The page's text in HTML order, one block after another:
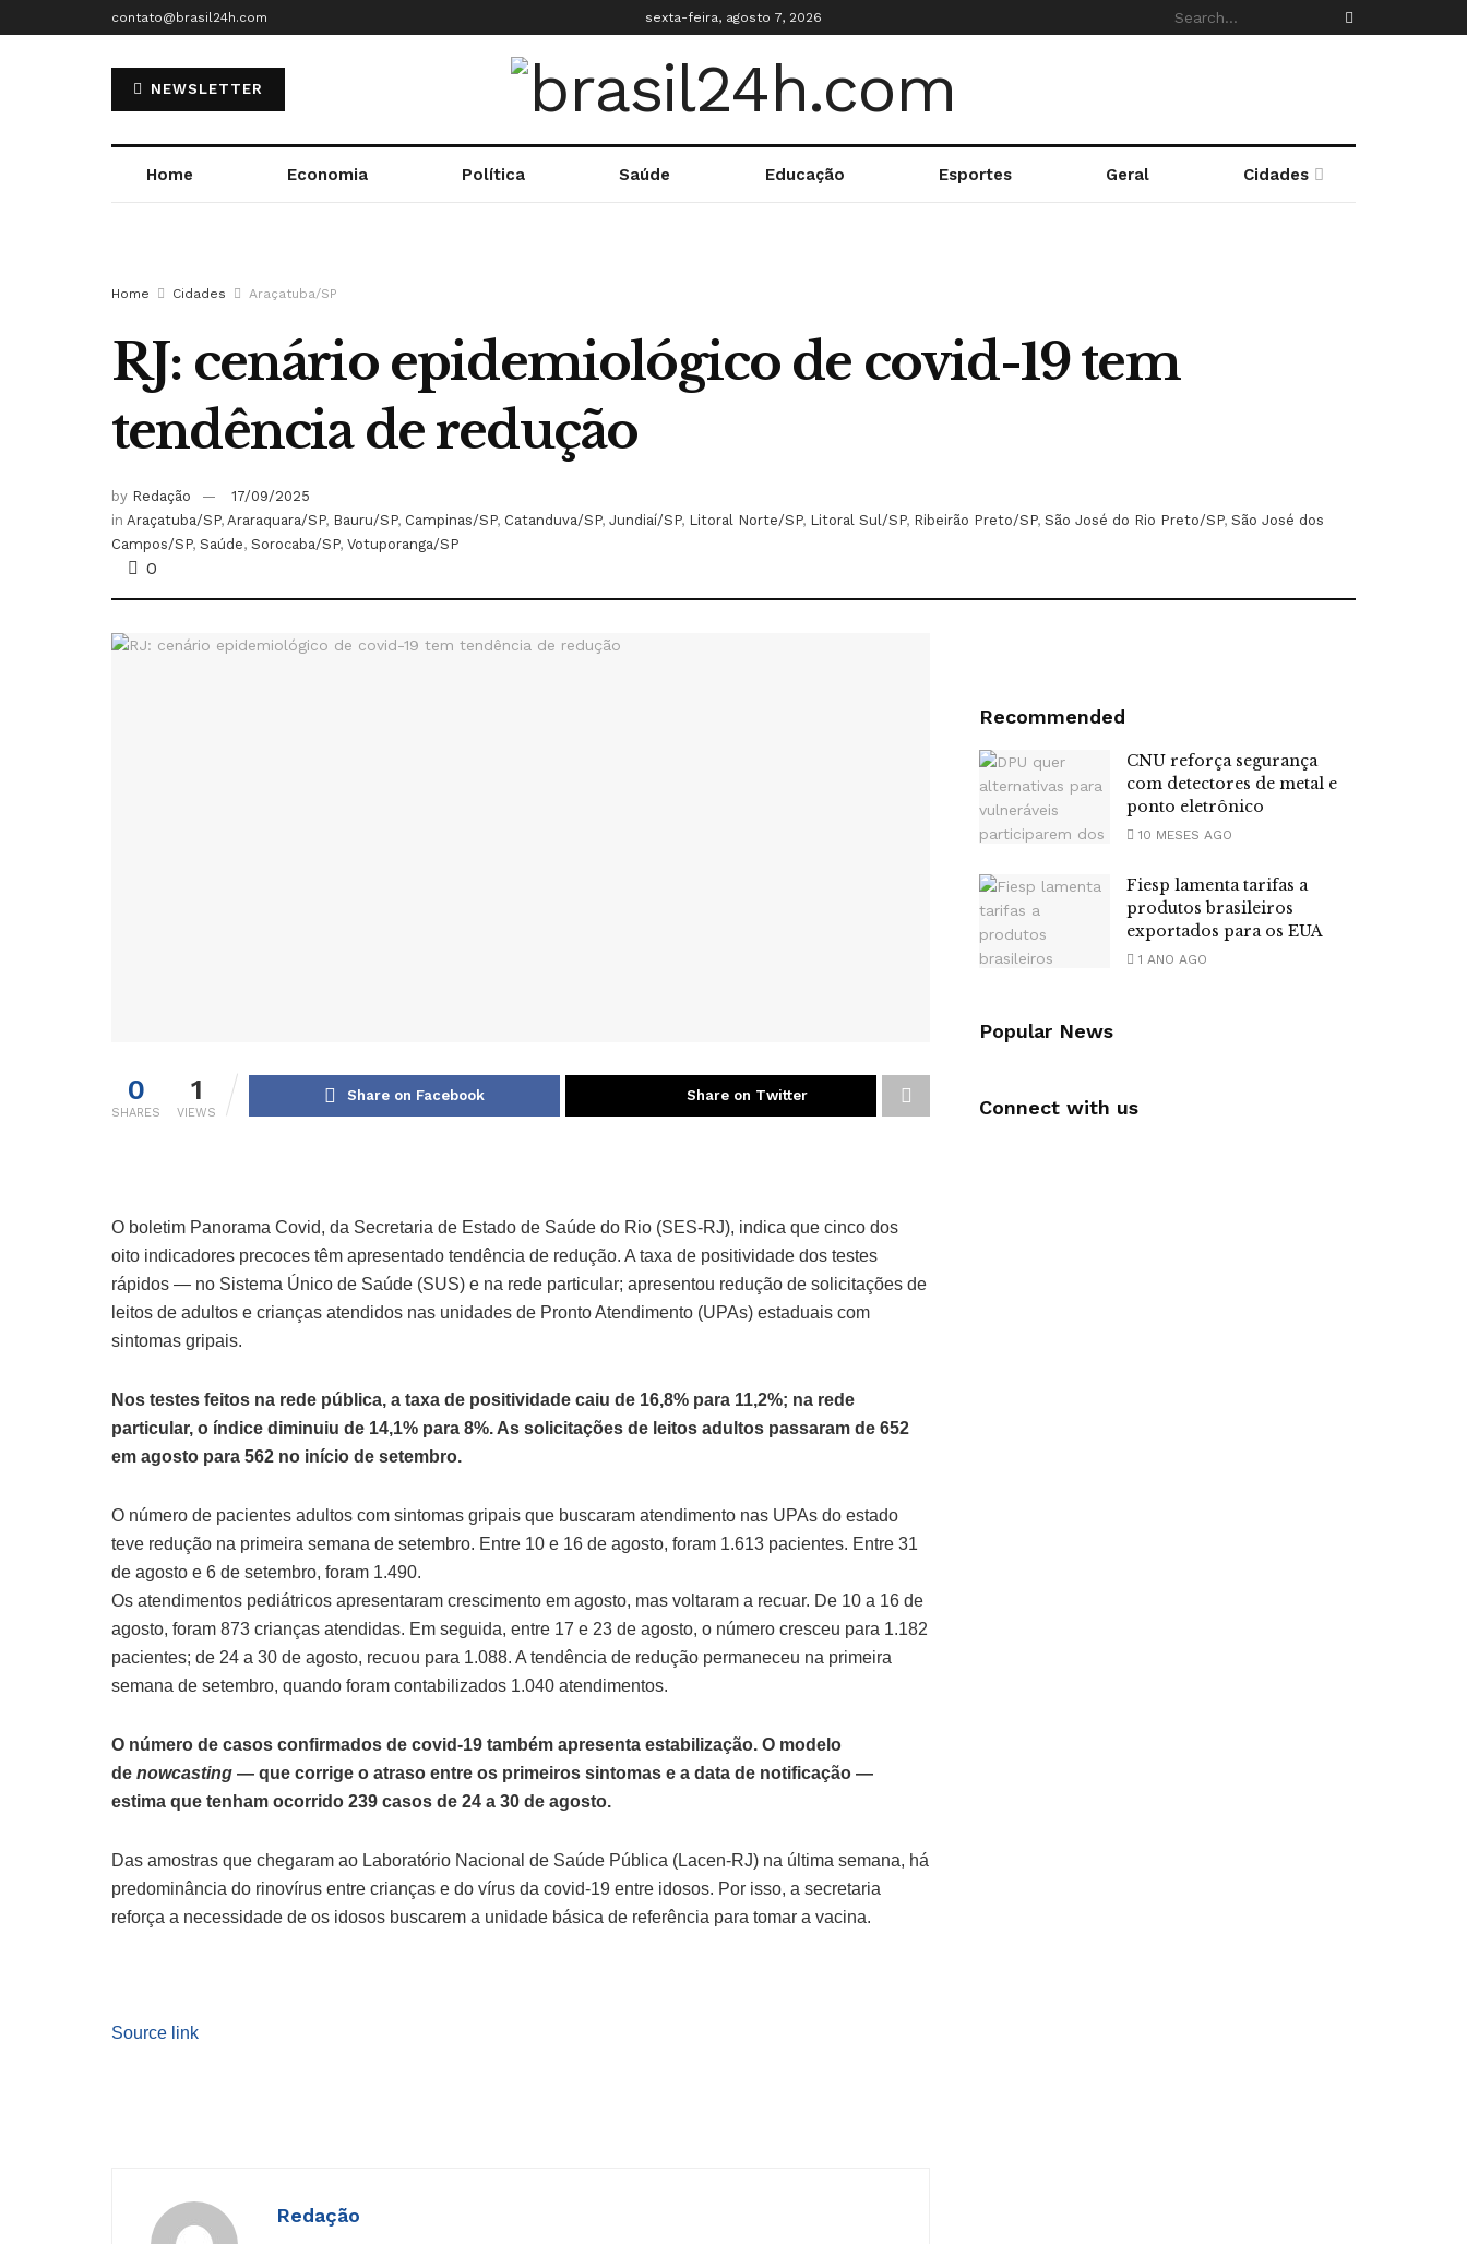
contato@brasil24h.com sexta-feira, agosto 7, 2026
NEWSLETTER
Home Economia Política Saúde Educação Esportes Geral Cidades
Home Cidades Araçatuba/SP
RJ: cenário epidemiológico de covid-19 tem
tendência de redução
by Redação
17/09/2025
in Araçatuba/SP, Araraquara/SP, Bauru/SP, Campinas/SP, Catanduva/SP, Jundiaí/SP, Litoral Norte/SP, Litoral Sul/SP, Ribeirão Preto/SP, São José do Rio Preto/SP, São José dos
Campos/SP, Saúde, Sorocaba/SP, Votuporanga/SP
0
0
SHARES
1
VIEWS
Share on Facebook Share on Twitter
O boletim Panorama Covid, da Secretaria de Estado de Saúde do Rio (SES-RJ), indica que cinco dos
oito indicadores precoces têm apresentado tendência de redução. A taxa de positividade dos testes
rápidos — no Sistema Único de Saúde (SUS) e na rede particular; apresentou redução de solicitações de
leitos de adultos e crianças atendidos nas unidades de Pronto Atendimento (UPAs) estaduais com
sintomas gripais.
Nos testes feitos na rede pública, a taxa de positividade caiu de 16,8% para 11,2%; na rede
particular, o índice diminuiu de 14,1% para 8%. As solicitações de leitos adultos passaram de 652
em agosto para 562 no início de setembro.
O número de pacientes adultos com sintomas gripais que buscaram atendimento nas UPAs do estado
teve redução na primeira semana de setembro. Entre 10 e 16 de agosto, foram 1.613 pacientes. Entre 31
de agosto e 6 de setembro, foram 1.490.
Os atendimentos pediátricos apresentaram crescimento em agosto, mas voltaram a recuar. De 10 a 16 de
agosto, foram 873 crianças atendidas. Em seguida, entre 17 e 23 de agosto, o número cresceu para 1.182
pacientes; de 24 a 30 de agosto, recuou para 1.088. A tendência de redução permaneceu na primeira
semana de setembro, quando foram contabilizados 1.040 atendimentos.
O número de casos confirmados de covid-19 também apresenta estabilização. O modelo
de nowcasting — que corrige o atraso entre os primeiros sintomas e a data de notificação —
estima que tenham ocorrido 239 casos de 24 a 30 de agosto.
Das amostras que chegaram ao Laboratório Nacional de Saúde Pública (Lacen-RJ) na última semana, há
predominância do rinovírus entre crianças e do vírus da covid-19 entre idosos. Por isso, a secretaria
reforça a necessidade de os idosos buscarem a unidade básica de referência para tomar a vacina.
Source link
Redação
Recommended
CNU reforça segurança
com detectores de metal e
ponto eletrônico
10 MESES AGO
Fiesp lamenta tarifas a
produtos brasileiros
exportados para os EUA
1 ANO AGO
Popular News
Connect with us